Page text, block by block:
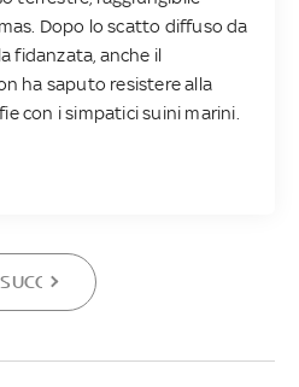
Dopo lo scatto diffuso da
fidanzata, anche il
ha saputo resistere alla
con i simpatici suini marini.
SUCCESSIVA